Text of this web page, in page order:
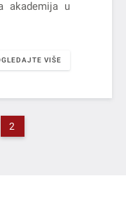
akademija u
VIŠE
2